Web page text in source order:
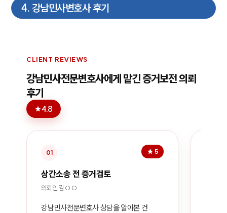
4. 강남민사변호사 후기
CLIENT REVIEWS
강남민사전문변호사에게 맡긴 증거보전 의뢰
후기
★4.8
01
상간소송 전 증거검토
의뢰인 김○○
★ 5
강남민사전문변호사 상담을 알아본 건